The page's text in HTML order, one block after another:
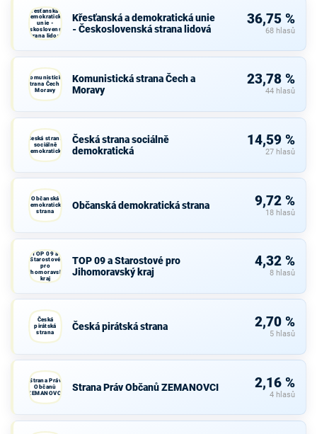
Křesťanská a
demokratická
unie -
Československá
strana lidová
Křesťanská a demokratická unie
- Československá strana lidová
36,75 %
68 hlasů
Komunistická
strana Čech a
Moravy
Komunistická strana Čech a
Moravy
23,78 %
44 hlasů
Česká strana
sociálně
demokratická
Česká strana sociálně
demokratická
14,59 %
27 hlasů
Občanská
demokratická
strana
Občanská demokratická strana 9,72 %
18 hlasů
TOP 09 a
Starostové
pro
Jihomoravský
kraj
TOP 09 a Starostové pro
Jihomoravský kraj
4,32 %
8 hlasů
Česká
pirátská
strana
Česká pirátská strana 2,70 %
5 hlasů
Strana Práv
Občanů
ZEMANOVCI
Strana Práv Občanů ZEMANOVCI 2,16 %
4 hlasů